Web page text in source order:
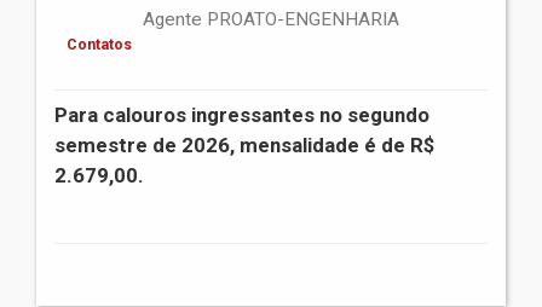
Agente PROATO-ENGENHARIA
Contatos
Para calouros ingressantes no segundo
semestre de 2026, mensalidade é de R$
2.679,00.